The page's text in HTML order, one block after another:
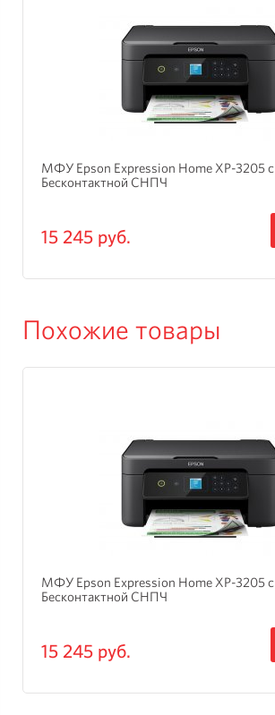
МФУ Epson Expression Home XP-3205 с
Бесконтактной СНПЧ
15 245 руб.
Похожие товары
МФУ Epson Expression Home XP-3205 с
Бесконтактной СНПЧ
15 245 руб.